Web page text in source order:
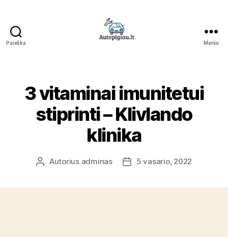
Paieška Meniu
3 vitaminai imunitetui
stiprinti – Klivlando
klinika
ĮrašoAutorius adminas
Įrašo5 vasario, 2022